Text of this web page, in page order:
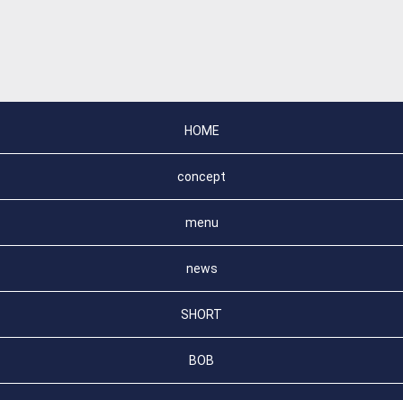
HOME
concept
menu
news
SHORT
BOB